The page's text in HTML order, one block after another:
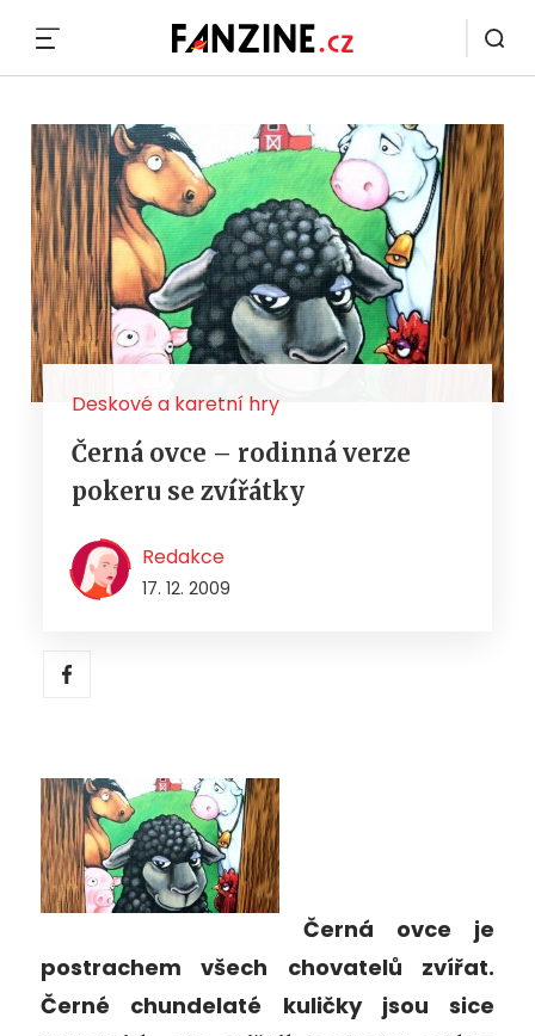
Deskové a karetní hry
Černá ovce – rodinná verze
pokeru se zvířátky
Redakce
17. 12. 2009
Černá ovce je
postrachem všech chovatelů zvířat.
Černé chundelaté kuličky jsou sice